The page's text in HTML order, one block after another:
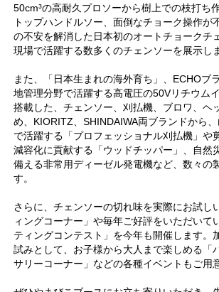
50cm³の高耐久プロソーから樹上での枝打ち
トップハンドルソー、面倒なチョーク操作が
の不安を解消した日本初のオートチョークチ
現場で活躍する数多くのチェンソーを展示し
また、「日本生まれの海外育ち」、ECHOブ
地管理分野で活躍する高電圧の50Vリチウム
搭載した、チェンソー、刈払機、ブロワ、ヘ
め、KIORITZ、SHINDAIWA両ブランドから
で活躍する「プロフェッショナル刈払機」や
減容化に貢献する「ウッドチッパー」、自然
備える非常用ディーゼル発電機など、数々の
す。
さらに、チェンソーの切れ味を実際にお試し
ィングコーナー」や毎年ご好評をいただいて
ティングコンテスト」を今年も開催します。
試みとして、お子様から大人まで楽しめる「
サリーコーナー」などの各種イベントもご用